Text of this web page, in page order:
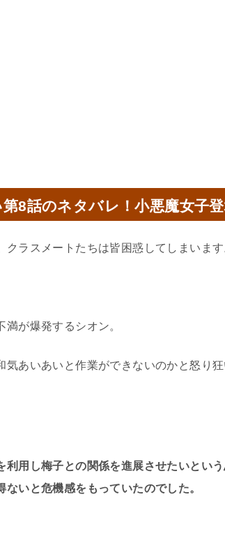
8話のネタバレ！小悪魔女子登
ラスメートたちは皆困惑してしまいます
が爆発するシオン。
気あいあいと作業ができないのかと怒り
利用し梅子との関係を進展させたいとい
いと危機感をもっていたのでした。